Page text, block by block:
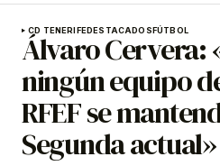
CD TENERIFEDESTACADOSFÚTBOL
Álvaro Cervera:
ningún equipo
RFEF se
Segunda actual»